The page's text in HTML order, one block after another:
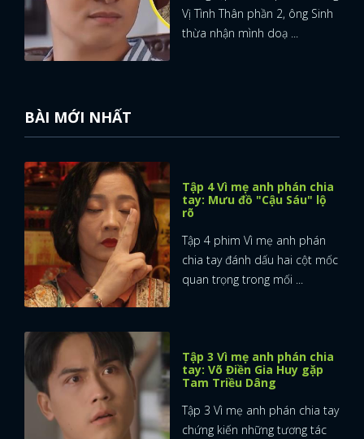
Vị Tình Thân phần 2, ông Sinh
thừa nhận mình doạ ...
BÀI MỚI NHẤT
Tập 4 Vì mẹ anh phán chia
tay: Mưu đồ "Cậu Sáu" lộ
rõ
Tập 4 phim Vì mẹ anh phán
chia tay đánh dấu hai cột mốc
quan trọng trong mối ...
Tập 3 Vì mẹ anh phán chia
tay: Võ Điền Gia Huy gặp
Tam Triều Dâng
Tập 3 Vì mẹ anh phán chia tay
chứng kiến những tương tác